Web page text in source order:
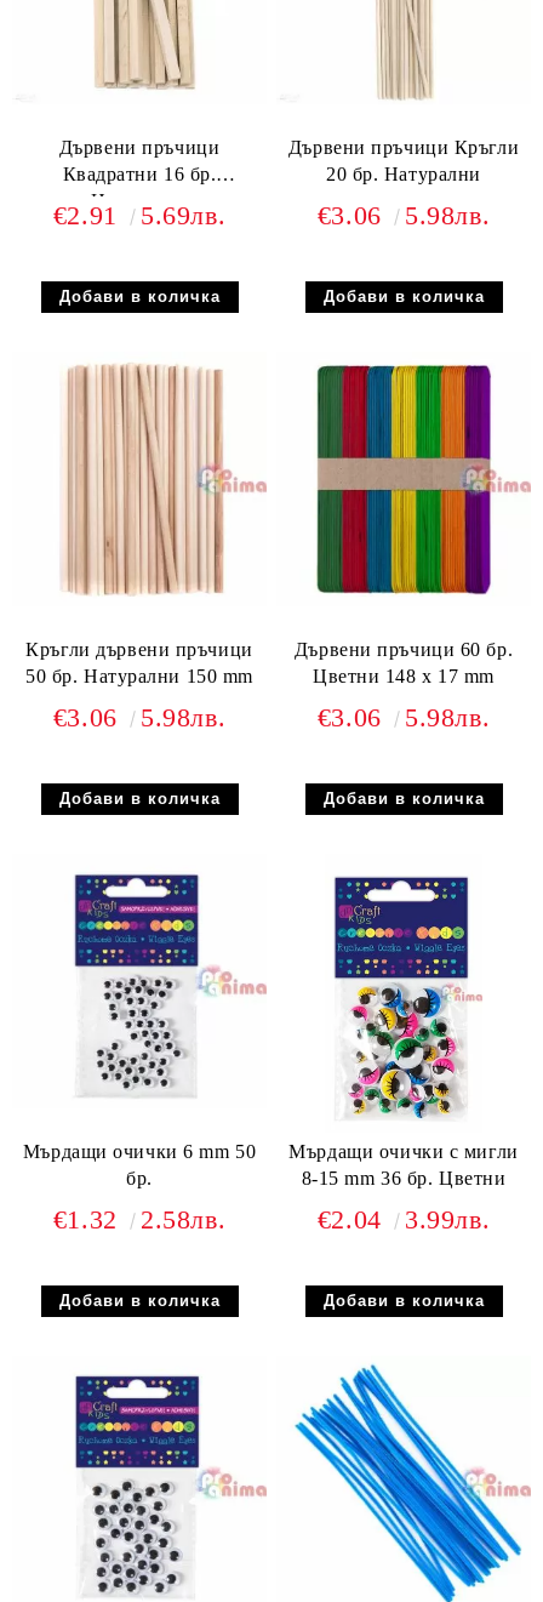
Дървени пръчици
Квадратни 16 бр.
Натурални
€2.91 5.69лв.
Дървени пръчици Кръгли
20 бр. Натурални
€3.06 5.98лв.
Кръгли дървени пръчици
50 бр. Натурални 150 mm
€3.06 5.98лв.
Дървени пръчици 60 бр.
Цветни 148 x 17 mm
€3.06 5.98лв.
Мърдащи очички 6 mm 50
бр.
€1.32 2.58лв.
Мърдащи очички с мигли
8-15 mm 36 бр. Цветни
€2.04 3.99лв.